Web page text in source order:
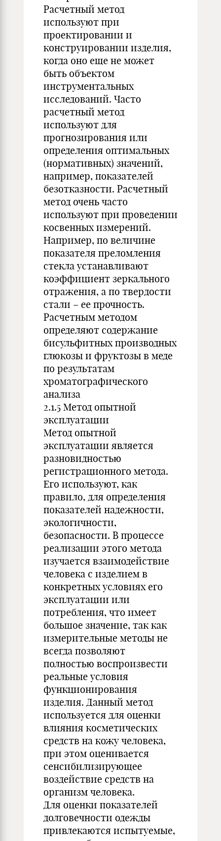
Расчетный метод
используют при
проектировании и
конструировании изделия,
когда оно еще не может
быть объектом
инструментальных
исследований. Часто
расчетный метод
используют для
прогнозирования или
определения оптимальных
(нормативных) значений,
например, показателей
безотказности. Расчетный
метод очень часто
используют при проведении
косвенных измерений.
Например, по величине
показателя преломления
стекла устанавливают
коэффициент зеркального
отражения, а по твердости
стали – ее прочность.
Расчетным методом
определяют содержание
бисульфитных производных
глюкозы и фруктозы в меде
по результатам
хроматографического
анализа
2.1.5 Метод опытной
эксплуатации
Метод опытной
эксплуатации является
разновидностью
регистрационного метода.
Его используют, как
правило, для определения
показателей надежности,
экологичности,
безопасности. В процессе
реализации этого метода
изучается взаимодействие
человека с изделием в
конкретных условиях его
эксплуатации или
потребления, что имеет
большое значение, так как
измерительные методы не
всегда позволяют
полностью воспроизвести
реальные условия
функционирования
изделия. Данный метод
используется для оценки
влияния косметических
средств на кожу человека,
при этом оценивается
сенсибилизирующее
воздействие средств на
организм человека.
Для оценки показателей
долговечности одежды
привлекаются испытуемые,